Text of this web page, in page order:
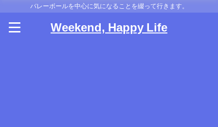
バレーボールを中心に気になることを綴って行きます。
Weekend, Happy Life